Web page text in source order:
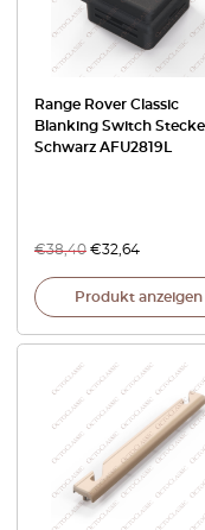
Range Rover Classic
Blanking Switch
Schwarz AFU2819L
€38,40 €32,64
Produkt anzeigen